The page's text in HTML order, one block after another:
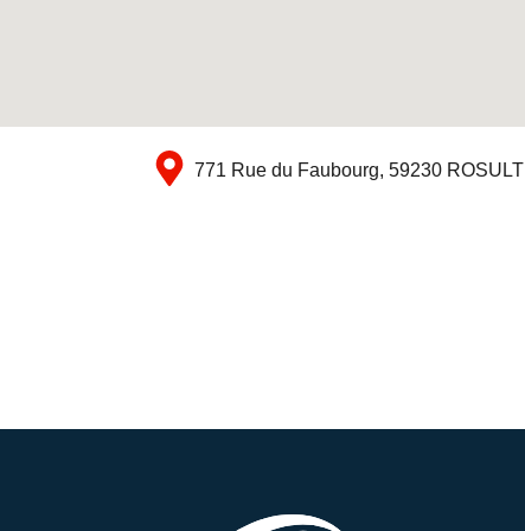
771 Rue du Faubourg, 59230 ROSULT